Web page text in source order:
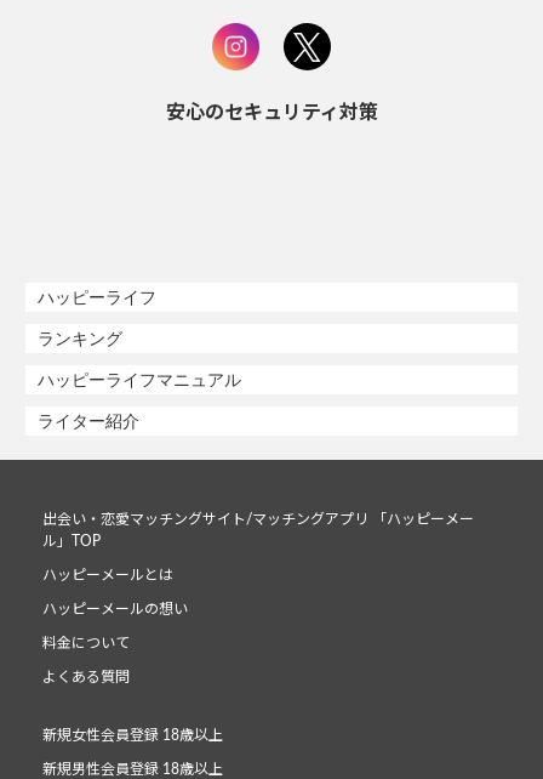
安心のセキュリティ対策
ハッピーライフ
ランキング
ハッピーライフマニュアル
ライター紹介
出会い・恋愛マッチングサイト/マッチングアプリ 「ハッピーメー
ル」TOP
ハッピーメールとは
ハッピーメールの想い
料金について
よくある質問
新規女性会員登録 18歳以上
新規男性会員登録 18歳以上